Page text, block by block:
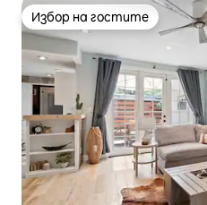
Избор на гостите
Избор на гостите